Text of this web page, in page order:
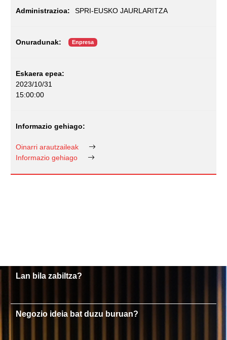
SPRI-EUSKO JAURLARITZA
Enpresa
2023/10/31
15:00:00
Oinarri arautzaileak
Informazio gehiago
Lan bila zabiltza?
Negozio ideia bat duzu buruan?